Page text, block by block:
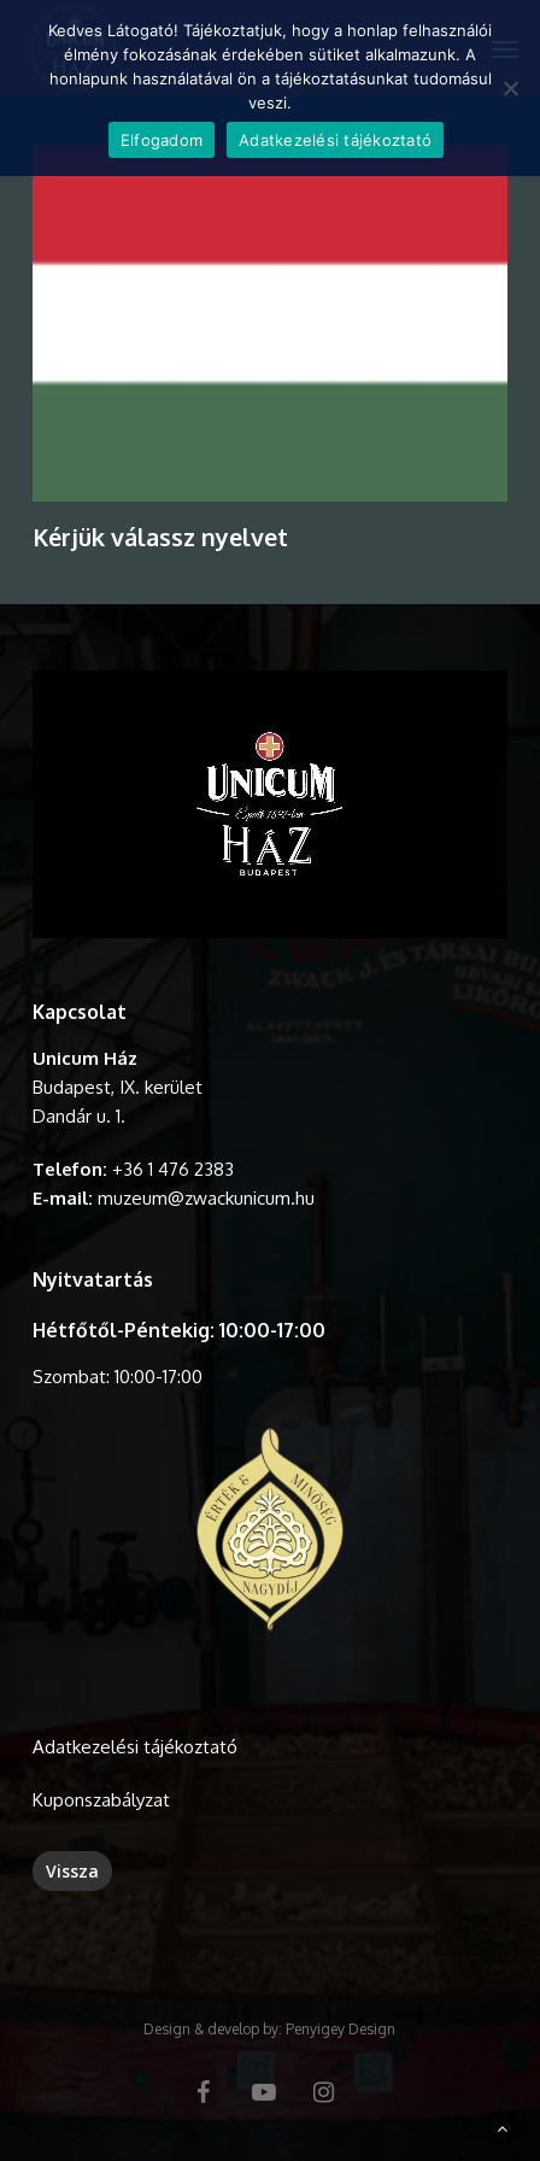
Kérjük válassz nyelvet
Kapcsolat
Unicum Ház
Budapest, IX. kerület
Dandár u. 1.
Telefon: +36 1 476 2383
E-mail: muzeum@zwackunicum.hu
Nyitvatartás
Hétfőtől-Péntekig: 10:00-17:00
Szombat: 10:00-17:00
Adatkezelési tájékoztató
Kuponszabályzat
Design & develop by: Penyigey Design
facebookyoutube instagram
Kedves Látogató! Tájékoztatjuk, hogy a honlap felhasználói
élmény fokozásának érdekében sütiket alkalmazunk. A
honlapunk használatával ön a tájékoztatásunkat tudomásul
veszi.
Elfogadom
Adatkezelési tájékoztató